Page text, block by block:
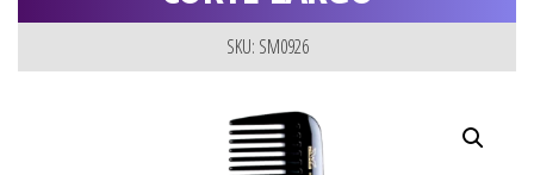
SKU: SM0926